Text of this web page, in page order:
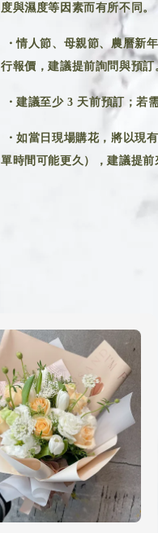
度與濕度等因素而有所不同。
・情人節、母親節、農曆新
行報價，建議提前詢問與預訂
・建議至少 3 天前預訂；若
・如當日現場購花，將以現
單時間可能更久），建議提前